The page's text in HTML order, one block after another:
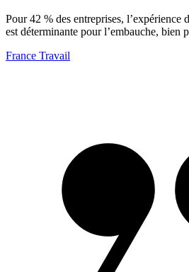
Pour 42 % des entreprises, l’expérience
est déterminante pour l’embauche, bien
France Travail